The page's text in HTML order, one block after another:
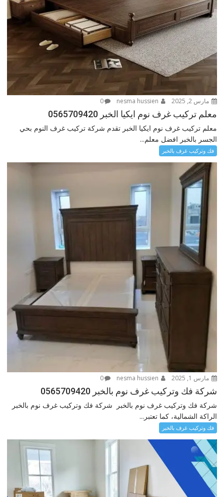
مارس 2, 2025 0
معلم تركيب غرف نوم ايكيا الخبر 0565709420
معلم تركيب غرف نوم ايكيا الخبر تقدم شركة تركيب غرف النوم بحي
الجسر بالخبر افضل معلم...
فك وتركيب غرف بالخبر
مارس 1, 2025 0
شركة فك وتركيب غرف نوم بالخبر 0565709420
شركة فك وتركيب غرف نوم بالخبر شركة فك وتركيب غرف نوم بالخبر
الراكة الشمالية، كما تعتبر...
فك وتركيب غرف بالخبر